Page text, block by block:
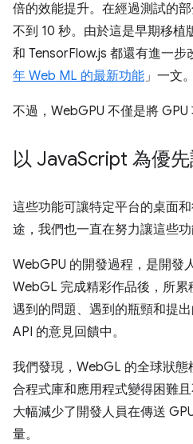
倍的效能提升。在經過測試的
不到 10 秒。由於這是早期移植
和 TensorFlow.js 都還有進一步
年 Web ML 的最新功能」一文
不過，WebGPU 不僅是將 GPU
以 JavaScript 為優
這些功能可讓特定平台的桌面
途，我們也一直在努力讓這些
WebGPU 的開發過程，是開發
WebGL 完成精彩作品後，所
遇到的問題、遇到的瓶頸和提
API 的意見回饋中。
我們發現，WebGL 的全球狀
合程式庫和應用程式變得困難
大幅減少了開發人員在傳送
量。